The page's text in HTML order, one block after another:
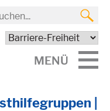
MENÜ
|